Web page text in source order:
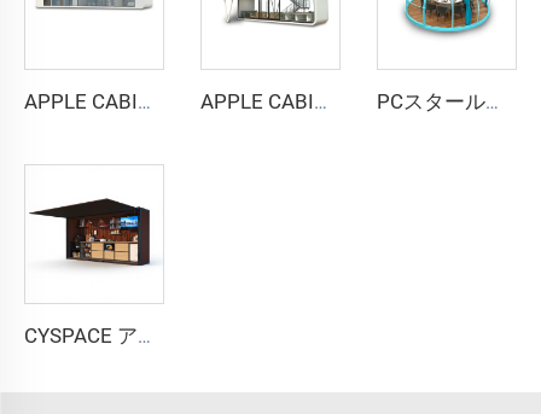
APPLE CABIN CAPSULE HOUSE -Cyspace A12シリーズ APPLE CABIN CAPSULE HOUSE -Cyspace二階建てシリーズ PCスタールームカプセルハウス
CYSPACE アウトドアキッチン